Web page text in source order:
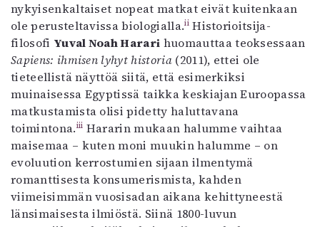
nykyisenkaltaiset nopeat matkat eivät kuitenkaan
ole perusteltavissa biologialla.iiHistorioitsija-
filosofi Yuval Noah Harari huomauttaa teoksessaan
Sapiens: ihmisen lyhyt historia(2011), ettei ole
tieteellistä näyttöä siitä, että esimerkiksi
muinaisessa Egyptissä taikka keskiajan Euroopassa
matkustamista olisi pidetty haluttavana
toimintona.iii Hararin mukaan halumme vaihtaa
maisemaa – kuten moni muukin halumme – on
evoluution kerrostumien sijaan ilmentymä
romanttisesta konsumerismista, kahden
viimeisimmän vuosisadan aikana kehittyneestä
länsimaisesta ilmiöstä. Siinä 1800-luvun